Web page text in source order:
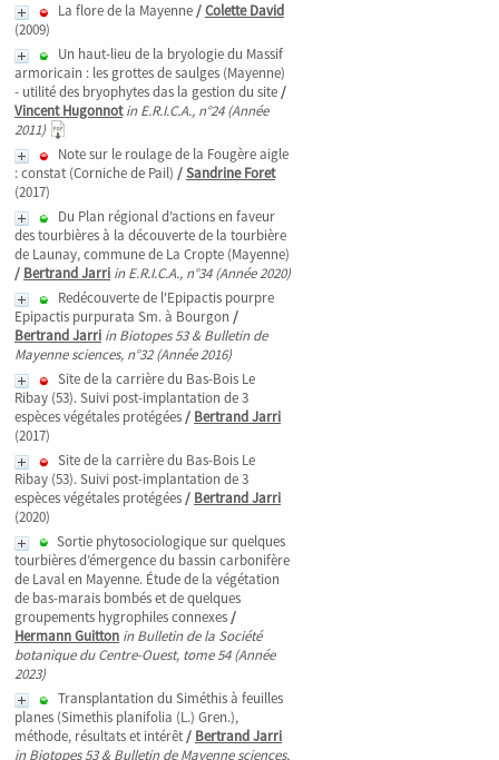
La flore de la Mayenne/Colette David
(2009)
Un haut-lieu de la bryologie du Massif
armoricain : les grottes de saulges (Mayenne)
- utilité des bryophytes das la gestion du site/
Vincent Hugonnot in E.R.I.C.A., n°24 (Année
2011)
Note sur le roulage de la Fougère aigle
: constat (Corniche de Pail) /Sandrine Foret
(2017)
Du Plan régional d’actions en faveur
des tourbières à la découverte de la tourbière
de Launay, commune de La Cropte (Mayenne)
/ Bertrand Jarri in E.R.I.C.A., n°34 (Année 2020)
Redécouverte de l'Epipactis pourpre
Epipactis purpurata Sm. à Bourgon /
Bertrand Jarri in Biotopes 53 & Bulletin de
Mayenne sciences, n°32 (Année 2016)
Site de la carrière du Bas-Bois Le
Ribay (53). Suivi post-implantation de 3
espèces végétales protégées/ Bertrand Jarri
(2017)
Site de la carrière du Bas-Bois Le
Ribay (53). Suivi post-implantation de 3
espèces végétales protégées/ Bertrand Jarri
(2020)
Sortie phytosociologique sur quelques
tourbières d’émergence du bassin carbonifère
de Laval en Mayenne. Étude de la végétation
de bas-marais bombés et de quelques
groupements hygrophiles connexes/
Hermann Guitton in Bulletin de la Société
botanique du Centre-Ouest, tome 54 (Année
2023)
Transplantation du Siméthis à feuilles
planes (Simethis planifolia (L.) Gren.),
méthode, résultats et intérêt/ Bertrand Jarri
in Biotopes 53 & Bulletin de Mayenne sciences,